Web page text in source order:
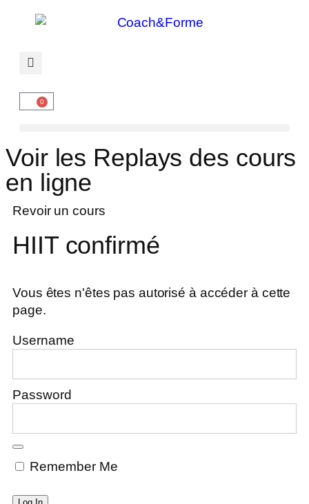
0
Voir les Replays des cours
en ligne
Revoir un cours
HIIT confirmé
Vous êtes n'êtes pas autorisé à accéder à cette
page.
Username
Password
Remember Me